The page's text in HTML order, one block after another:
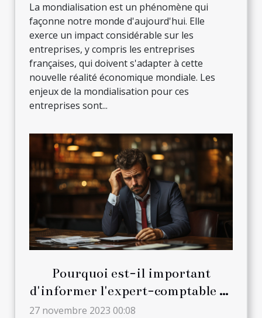
La mondialisation est un phénomène qui
façonne notre monde d'aujourd'hui. Elle
exerce un impact considérable sur les
entreprises, y compris les entreprises
françaises, qui doivent s'adapter à cette
nouvelle réalité économique mondiale. Les
enjeux de la mondialisation pour ces
entreprises sont...
Pourquoi est-il important
d'informer l'expert-comptable de
la pénibilité au travail ?
27 novembre 2023 00:08